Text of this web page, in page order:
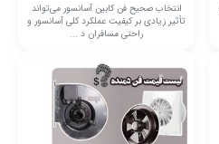
انتخاب صحیح فن کابین آسانسور می‌تواند
تأثیر زیادی بر کیفیت عملکرد کلی آسانسور و
راحتی مسافران د ...